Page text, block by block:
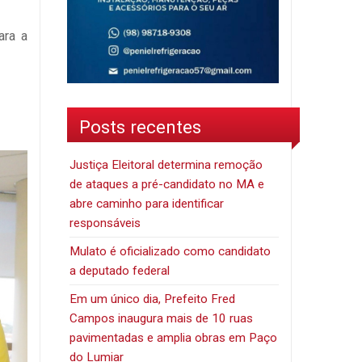
a
Posts recentes
Justiça Eleitoral determina remoção
de ataques a pré-candidato no MA e
abre caminho para identificar
responsáveis
Mulato é oficializado como candidato
a deputado federal
Em um único dia, Prefeito Fred
Campos inaugura mais de 10 ruas
pavimentadas e amplia obras em Paço
do Lumiar